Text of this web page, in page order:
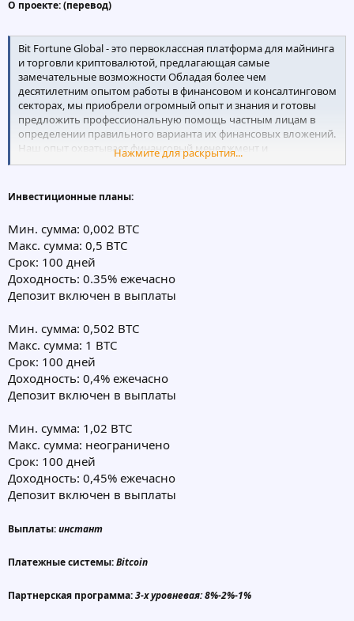
О проекте: (перевод)
Bit Fortune Global - это первоклассная платформа для майнинга
и торговли криптовалютой, предлагающая самые
замечательные возможности Обладая более чем
десятилетним опытом работы в финансовом и консалтинговом
секторах, мы приобрели огромный опыт и знания и готовы
предложить профессиональную помощь частным лицам в
определении правильного варианта их финансовых вложений.
Наш опыт охватывает финансовый менеджмент и
планирование, а также управление капиталом и инвестициями,
наилучших возможных результатов для нашей
Мы привносим нашу историю инноваций и опыта в
финансовом секторе в Bit Fortune, чтобы создать совершенно
новую модель взаимодействия наших пользователей с
криптовалютой. После многих лет исследований мы создали
эту платформу, чтобы предложить выгодные возможности с
режимом работы, обеспеченным активами.
Нажмите для раскрытия...
Инвестиционные планы:
Мин. сумма: 0,002 BTC
Макс. сумма: 0,5 BTC
Срок: 100 дней
Доходность: 0.35% ежечасно
Депозит включен в выплаты
Мин. сумма: 0,502 BTC
Макс. сумма: 1 BTC
Срок: 100 дней
Доходность: 0,4% ежечасно
Депозит включен в выплаты
Мин. сумма: 1,02 BTC
Макс. сумма: неограничено
Срок: 100 дней
Доходность: 0,45% ежечасно
Депозит включен в выплаты
Выплаты:инстант
Платежные системы:Bitcoin
Партнерская программа:3-х уровневая: 8%-2%-1%